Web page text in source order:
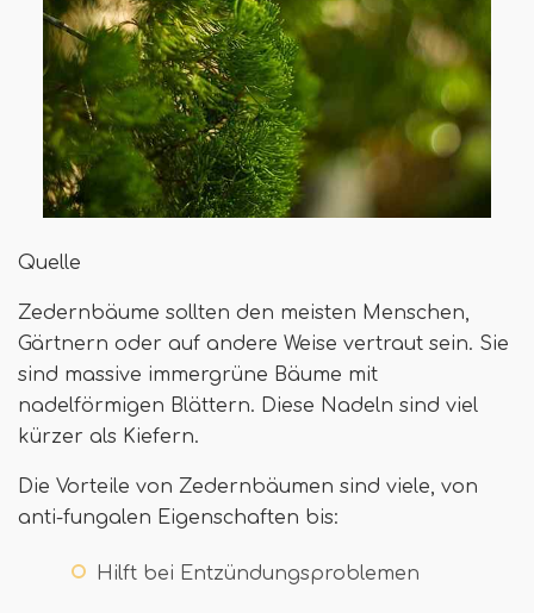
Quelle
Zedernbäume sollten den meisten Menschen,
Gärtnern oder auf andere Weise vertraut sein. Sie
sind massive immergrüne Bäume mit
nadelförmigen Blättern. Diese Nadeln sind viel
kürzer als Kiefern.
Die Vorteile von Zedernbäumen sind viele, von
anti-fungalen Eigenschaften bis:
Hilft bei Entzündungsproblemen